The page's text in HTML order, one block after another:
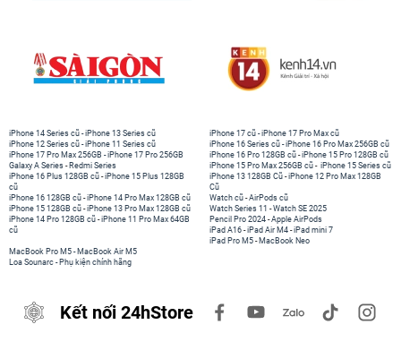
iPhone 14 Series cũ -iPhone 13 Series cũ
iPhone 12 Series cũ -iPhone 11 Series cũ
iPhone 17 Pro Max 256GB -iPhone 17 Pro 256GB
Galaxy A Series - Redmi Series
iPhone 17 cũ -iPhone 17 Pro Max cũ
iPhone 16 Series cũ - iPhone 16 Pro Max 256GB cũ
iPhone 16 Pro 128GB cũ -iPhone 15 Pro 128GB cũ
iPhone 15 Pro Max 256GB cũ - iPhone 15 Series cũ
iPhone 16 Plus 128GB cũ -iPhone 15 Plus 128GB
cũ
iPhone 16 128GB cũ -iPhone 14 Pro Max 128GB cũ
iPhone 15 128GB cũ -iPhone 13 Pro Max 128GB cũ
iPhone 14 Pro 128GB cũ -iPhone 11 Pro Max 64GB
cũ
iPhone 13 128GB Cũ -iPhone 12 Pro Max 128GB
Cũ
Watch cũ -AirPods cũ
Watch Series 11 -Watch SE 2025
Pencil Pro 2024 -Apple AirPods
iPad A16 -iPad Air M4 -iPad mini 7
iPad Pro M5 - MacBook Neo
MacBook Pro M5 - MacBook Air M5
Loa Sounarc - Phụ kiện chính hãng
Kết nối 24hStore